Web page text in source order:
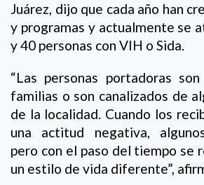
Juárez, dijo que cada año han
y programas y actualmente se
y 40 personas con VIH o Sida.
“Las personas portadoras
familias o son canalizados de
de la localidad. Cuando los
una actitud negativa,
pero con el paso del tiempo se
un estilo de vida diferente”,